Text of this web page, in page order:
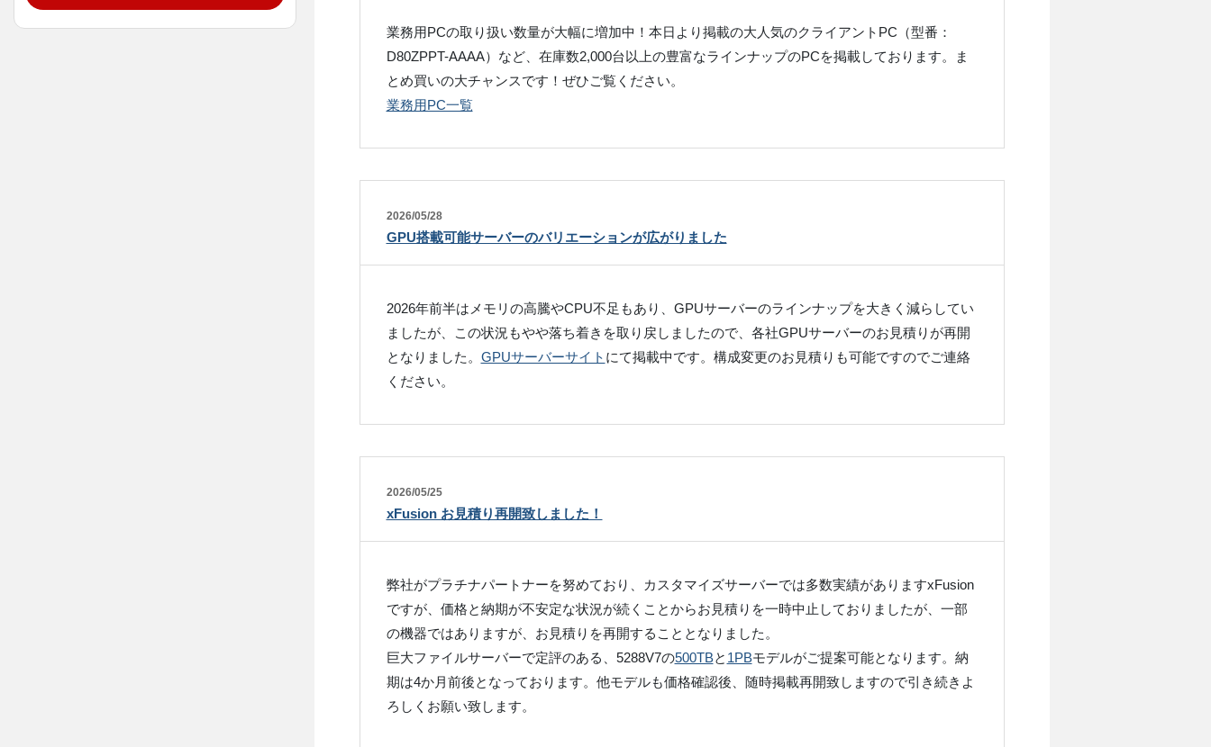
業務用PCの取り扱い数量が大幅に増加中！本日より掲載の大人気のクライアントPC（型番：
D80ZPPT-AAAA）など、在庫数2,000台以上の豊富なラインナップのPCを掲載しております。ま
とめ買いの大チャンスです！ぜひご覧ください。
業務用PC一覧
2026/05/28
GPU搭載可能サーバーのバリエーションが広がりました
2026年前半はメモリの高騰やCPU不足もあり、GPUサーバーのラインナップを大きく減らしてい
ましたが、この状況もやや落ち着きを取り戻しましたので、各社GPUサーバーのお見積りが再開
となりました。 GPUサーバーサイト にて掲載中です。構成変更のお見積りも可能ですのでご連絡
ください。
2026/05/25
xFusion お見積り再開致しました！
弊社がプラチナパートナーを努めており、カスタマイズサーバーでは多数実績がありますxFusion
ですが、価格と納期が不安定な状況が続くことからお見積りを一時中止しておりましたが、一部
の機器ではありますが、お見積りを再開することとなりました。
巨大ファイルサーバーで定評のある、5288V7の500TBと 1PBモデルがご提案可能となります。納
期は4か月前後となっております。他モデルも価格確認後、随時掲載再開致しますので引き続きよ
ろしくお願い致します。